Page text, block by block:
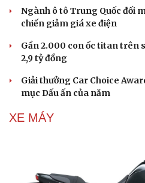
Ngành ô tô Trung Quốc đối
chiến giảm giá xe điện
Gần 2.000 con ốc titan trên
2,9 tỷ đồng
Giải thưởng Car Choice
mục Dấu ấn của năm
XE MÁY